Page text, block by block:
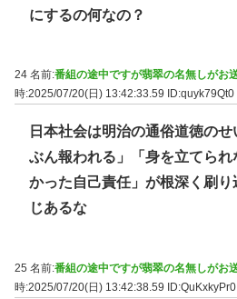
にするの何なの？
24 名前:番組の途中ですが翡翠の名無しがお
時:2025/07/20(日) 13:42:33.59
ID:quyk79Qt0
日本社会は明治の通俗道徳の
ぶん報われる」「身を立てら
かった自己責任」が根深く刷
じあるな
25 名前:番組の途中ですが翡翠の名無しがお
時:2025/07/20(日) 13:42:38.59 ID:QuKxkyPr0